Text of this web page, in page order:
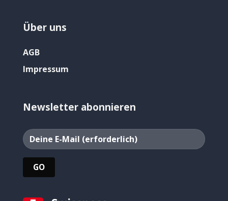
Über uns
AGB
Impressum
Newsletter abonnieren